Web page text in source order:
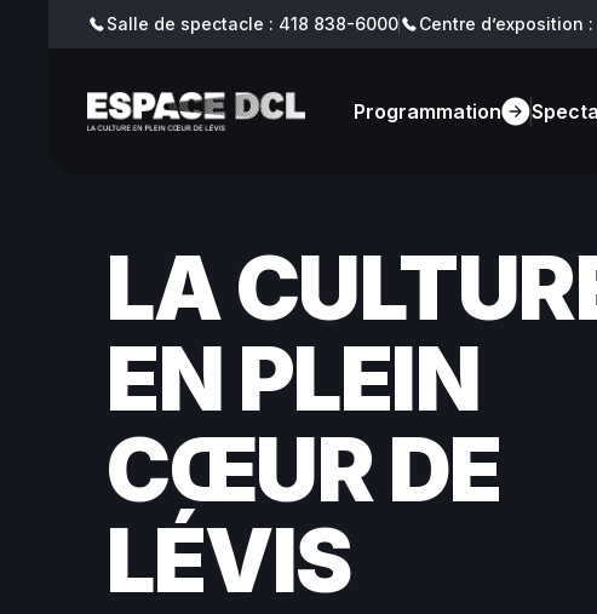
Salle de spectacle : 418 838-6000 Centre d’exposition
Programmation
Billetterie Blogue
LA
ENPLEIN
CŒURDE
LÉVIS